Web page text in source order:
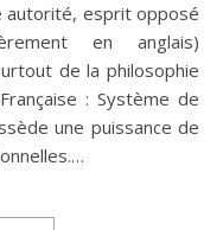
autorité, esprit opposé
en anglais)
de la philosophie
: Système de
une puissance de